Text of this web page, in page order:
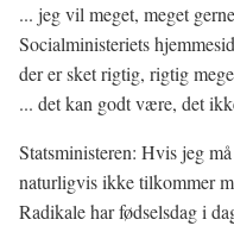
... jeg vil meget, meget
Socialministeriets
der er sket rigtig, rigtig
... det kan godt være, det
Statsministeren: Hvis jeg
naturligvis ikke tilkommer
Radikale har fødselsdag i